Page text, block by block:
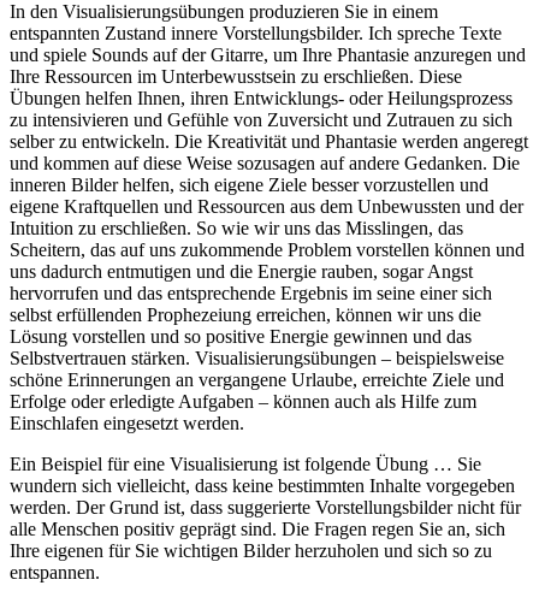
In den Visualisierungsübungen produzieren Sie in einem
entspannten Zustand innere Vorstellungsbilder. Ich spreche Texte
und spiele Sounds auf der Gitarre, um Ihre Phantasie anzuregen und
Ihre Ressourcen im Unterbewusstsein zu erschließen. Diese
Übungen helfen Ihnen, ihren Entwicklungs- oder Heilungsprozess
zu intensivieren und Gefühle von Zuversicht und Zutrauen zu sich
selber zu entwickeln. Die Kreativität und Phantasie werden angeregt
und kommen auf diese Weise sozusagen auf andere Gedanken. Die
inneren Bilder helfen, sich eigene Ziele besser vorzustellen und
eigene Kraftquellen und Ressourcen aus dem Unbewussten und der
Intuition zu erschließen. So wie wir uns das Misslingen, das
Scheitern, das auf uns zukommende Problem vorstellen können und
uns dadurch entmutigen und die Energie rauben, sogar Angst
hervorrufen und das entsprechende Ergebnis im seine einer sich
selbst erfüllenden Prophezeiung erreichen, können wir uns die
Lösung vorstellen und so positive Energie gewinnen und das
Selbstvertrauen stärken. Visualisierungsübungen – beispielsweise
schöne Erinnerungen an vergangene Urlaube, erreichte Ziele und
Erfolge oder erledigte Aufgaben – können auch als Hilfe zum
Einschlafen eingesetzt werden.
Ein Beispiel für eine Visualisierung ist folgende Übung … Sie
wundern sich vielleicht, dass keine bestimmten Inhalte vorgegeben
werden. Der Grund ist, dass suggerierte Vorstellungsbilder nicht für
alle Menschen positiv geprägt sind. Die Fragen regen Sie an, sich
Ihre eigenen für Sie wichtigen Bilder herzuholen und sich so zu
entspannen.